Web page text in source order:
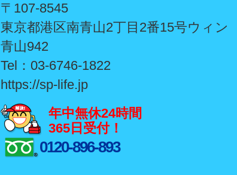
〒107-8545
東京都港区南青山2丁目2番15号ウィン
青山942
Tel：03-6746-1822
https://sp-life.jp
年中無休24時間
365日受付！
0120-896-893